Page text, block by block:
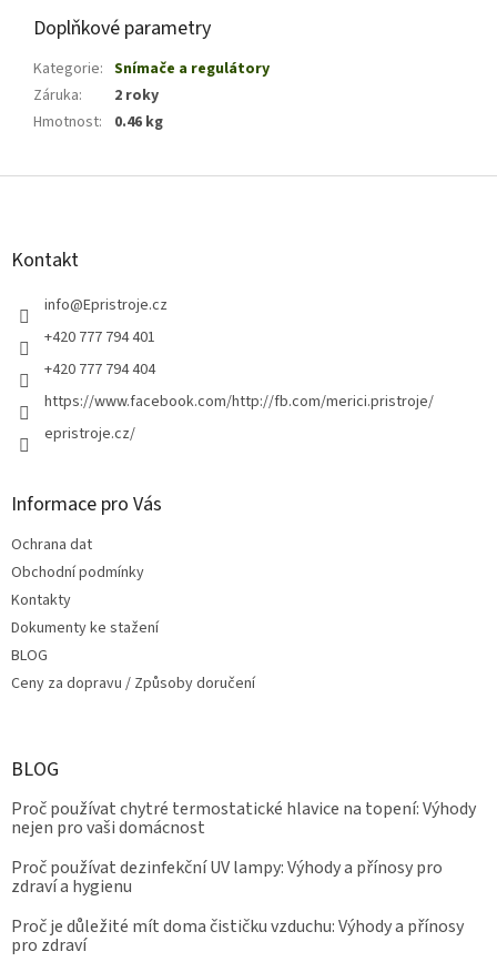
Doplňkové parametry
Kategorie: Snímače a regulátory
Záruka:
2 roky
Hmotnost: 0.46 kg
Z
Kontakt
info@Epristroje.cz
+420 777 794 401
+420 777 794 404
https://www.facebook.com/http://fb.com/merici.pristroje/
epristroje.cz/
Informace pro Vás
Ochrana dat
Obchodní podmínky
Kontakty
Dokumenty ke stažení
BLOG
Ceny za dopravu / Způsoby doručení
BLOG
Proč používat chytré termostatické hlavice na topení: Výhody
nejen pro vaši domácnost
Proč používat dezinfekční UV lampy: Výhody a přínosy pro
zdraví a hygienu
Proč je důležité mít doma čističku vzduchu: Výhody a přínosy
pro zdraví